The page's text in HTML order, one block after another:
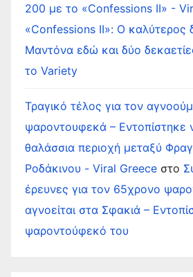
200 με το «Confessions II» -
«Confessions II»: Ο καλύτερος
Μαντόνα εδώ και δύο
το Variety
Τραγικό τέλος για τον
ψαροντουφεκά – Εντοπίστηκε
θαλάσσια περιοχή μεταξύ
Ροδάκινου - Viral Greece στο
έρευνες για τον 65χρονο
αγνοείται στα Σφακιά –
ψαροντούφεκό του